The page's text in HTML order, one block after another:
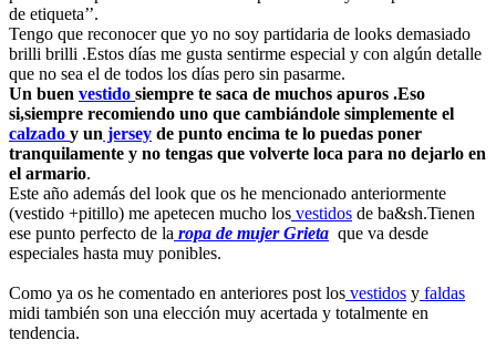
de etiqueta’’.
Tengo que reconocer que yo no soy partidaria de looks demasiado
brilli brilli .Estos días me gusta sentirme especial y con algún detalle
que no sea el de todos los días pero sin pasarme.
Un buen vestido siempre te saca de muchos apuros .Eso
si,siempre recomiendo uno que cambiándole simplemente el
calzado y un jersey de punto encima te lo puedas poner
tranquilamente y no tengas que volverte loca para no dejarlo en
el armario.
Este año además del look que os he mencionado anteriormente
(vestido +pitillo) me apetecen mucho los vestidos de ba&sh.Tienen
ese punto perfecto de la ropa de mujer Grieta que va desde
especiales hasta muy ponibles.
Como ya os he comentado en anteriores post los vestidos y faldas
midi también son una elección muy acertada y totalmente en
tendencia.